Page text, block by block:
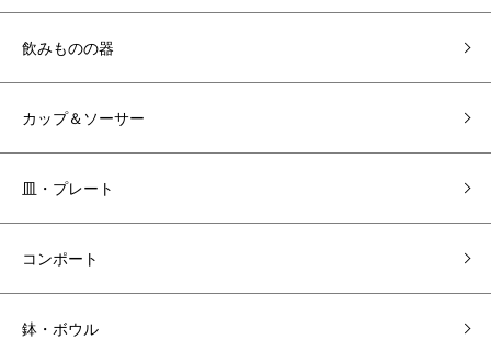
飲みものの器
カップ＆ソーサー
皿・プレート
コンポート
鉢・ボウル